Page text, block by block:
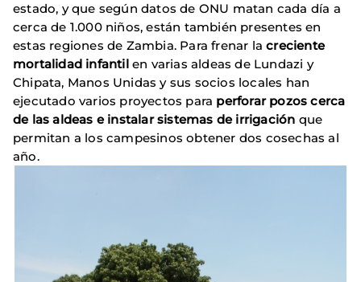
estado, y que según datos de ONU matan cada día a
cerca de 1.000 niños, están también presentes en
estas regiones de Zambia. Para frenar lacreciente
mortalidad infantilen varias aldeas de Lundazi y
Chipata, Manos Unidas y sus socios locales han
ejecutado varios proyectos para perforar pozos cerca
de las aldeas e instalar sistemas de irrigación que
permitan a los campesinos obtener dos cosechas al
año.